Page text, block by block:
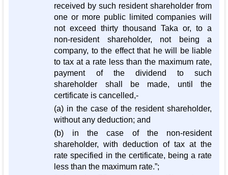
received by such resident shareholder from
one or more public limited companies will
not exceed thirty thousand Taka or, to a
non-resident shareholder, not being a
company, to the effect that he will be liable
to tax at a rate less than the maximum rate,
payment of the dividend to such
shareholder shall be made, until the
certificate is cancelled,-
(a) in the case of the resident shareholder,
without any deduction; and
(b) in the case of the non-resident
shareholder, with deduction of tax at the
rate specified in the certificate, being a rate
less than the maximum rate.”;